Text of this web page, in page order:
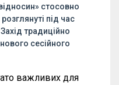
стосовно
під час
традиційно
сесійного
важливих для